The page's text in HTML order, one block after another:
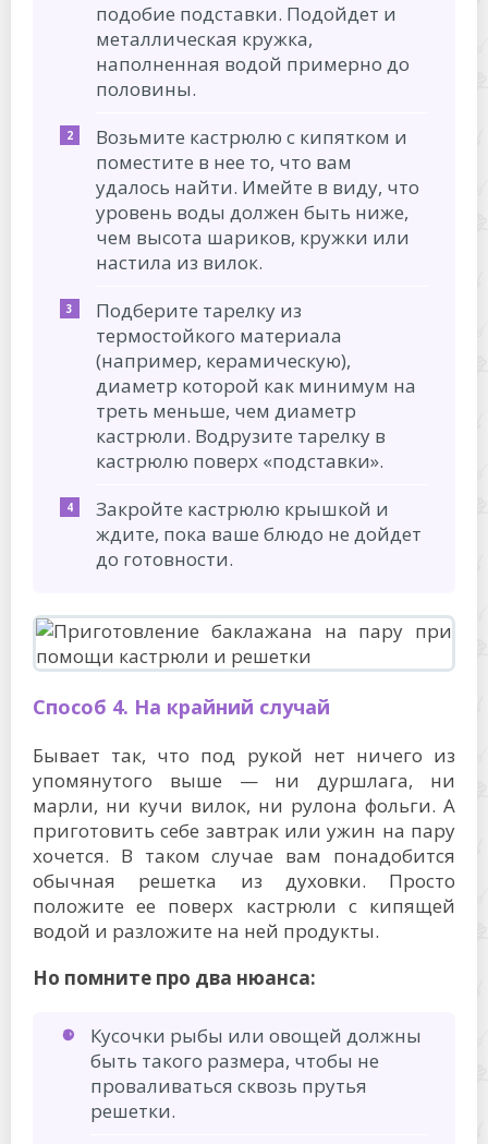
подобие подставки. Подойдет и
металлическая кружка,
наполненная водой примерно до
половины.
Возьмите кастрюлю с кипятком и
поместите в нее то, что вам
удалось найти. Имейте в виду, что
уровень воды должен быть ниже,
чем высота шариков, кружки или
настила из вилок.
Подберите тарелку из
термостойкого материала
(например, керамическую),
диаметр которой как минимум на
треть меньше, чем диаметр
кастрюли. Водрузите тарелку в
кастрюлю поверх «подставки».
Закройте кастрюлю крышкой и
ждите, пока ваше блюдо не дойдет
до готовности.
Способ 4. На крайний случай
Бывает так, что под рукой нет ничего из
упомянутого выше — ни дуршлага, ни
марли, ни кучи вилок, ни рулона фольги. А
приготовить себе завтрак или ужин на пару
хочется. В таком случае вам понадобится
обычная решетка из духовки. Просто
положите ее поверх кастрюли с кипящей
водой и разложите на ней продукты.
Но помните про два нюанса:
Кусочки рыбы или овощей должны
быть такого размера, чтобы не
проваливаться сквозь прутья
решетки.